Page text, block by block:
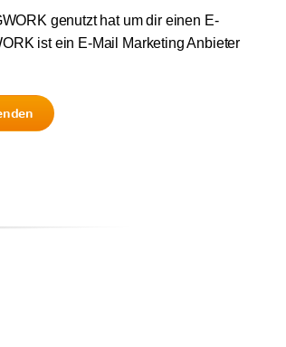
genutzt hat um dir einen E-
ist ein E-Mail Marketing Anbieter